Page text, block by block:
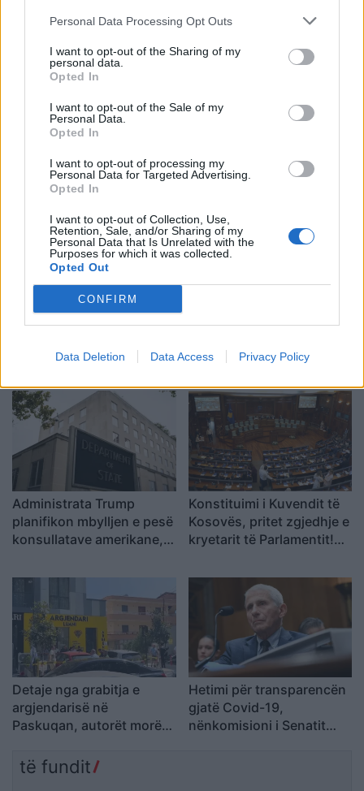
Personal Data Processing Opt Outs
I want to opt-out of the Sharing of my
personal data.
Opted In
I want to opt-out of the Sale of my
Personal Data.
Opted In
I want to opt-out of processing my
Personal Data for Targeted Advertising.
Opted In
I want to opt-out of Collection, Use,
Retention, Sale, and/or Sharing of my
Personal Data that Is Unrelated with the
Purposes for which it was collected.
Opted Out
CONFIRM
Data Deletion Data Access Privacy Policy
Grabitet taksisti në Lezhë,
sende personale
dhe po jeton në “borxh”
ekologjik
Propozimi i PS për
Flet kryebashkiakja
Jam shërbëtore e popullit,
karrigia është e
përkohshme, nëse
qytetarët janë kundër, unë
jam me ta (VIDEO)
për avionët zjarrfikës,
me skandale në Spanjë, të
nisë hetimi i SPAK
Administrata Trump
planifikon mbylljen e pesë
konsullatave amerikane,
Konstituimi i Kuvendit të
Kosovës, pritet zgjedhje e
kryetarit të Parlamentit!
Presidentin e ri
Detaje nga grabitja e
argjendarisë në
Paskuqan, autorët morën
lekë dhe shmangën akset
Hetimi për transparencën
gjatë Covid-19,
nënkomisioni i Senatit
të fundit